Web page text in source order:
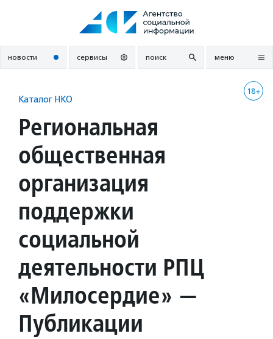
новости сервисы поиск меню
18+
Каталог НКО
Региональная
общественная
организация
поддержки
социальной
деятельности РПЦ
«Милосердие» —
Публикации